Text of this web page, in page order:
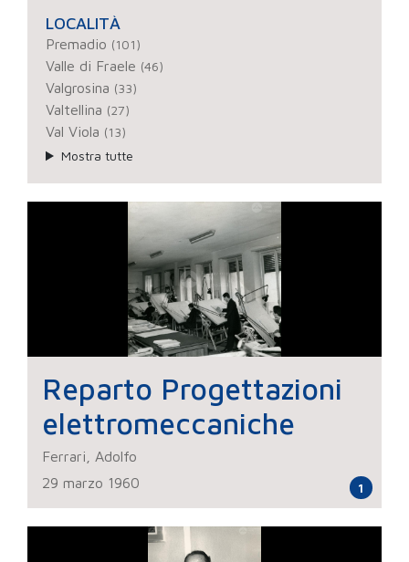
LOCALITÀ
Premadio (101)
Valle di Fraele (46)
Valgrosina (33)
Valtellina (27)
Val Viola (13)
Mostra tutte
Reparto Progettazioni
elettromeccaniche
Ferrari, Adolfo
29 marzo 1960
1